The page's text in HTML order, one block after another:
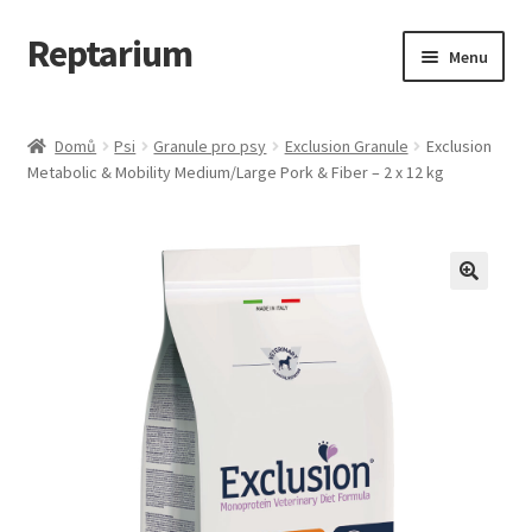
Přeskočit
na
Přejít
k
webu
Reptarium Menu
Košík
Domů Psi Granule pro psy Exclusion Granule
Exclusion
Metabolic & Mobility Medium/Large Pork & Fiber – 2 x 12 kg